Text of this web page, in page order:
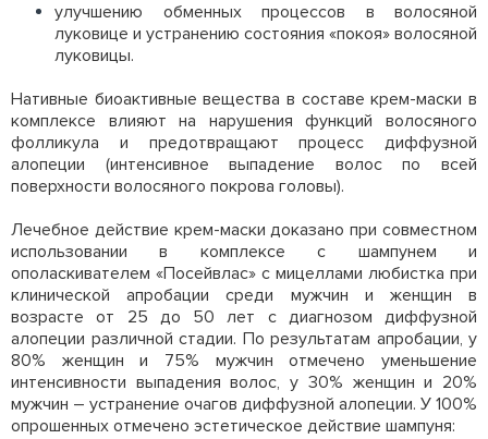
улучшению обменных процессов в волосяной
луковице и устранению состояния «покоя» волосяной
луковицы.
Нативные биоактивные вещества в составе крем-маски в
комплексе влияют на нарушения функций волосяного
фолликула и предотвращают процесс диффузной
алопеции (интенсивное выпадение волос по всей
поверхности волосяного покрова головы).
Лечебное действие крем-маски доказано при совместном
использовании в комплексе с шампунем и
ополаскивателем «Посейвлас» с мицеллами любистка при
клинической апробации среди мужчин и женщин в
возрасте от 25 до 50 лет с диагнозом диффузной
алопеции различной стадии. По результатам апробации, у
80% женщин и 75% мужчин отмечено уменьшение
интенсивности выпадения волос, у 30% женщин и 20%
мужчин – устранение очагов диффузной алопеции. У 100%
опрошенных отмечено эстетическое действие шампуня: